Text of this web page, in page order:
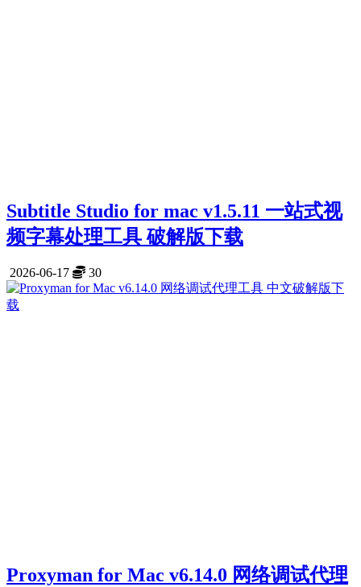
Subtitle Studio for mac v1.5.11 一站式视
频字幕处理工具 破解版下载
2026-06-17 30
Proxyman for Mac v6.14.0 网络调试代理